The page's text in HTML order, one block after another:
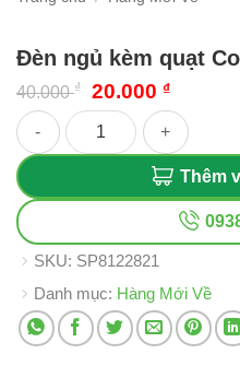
Đèn ngủ kèm quạt
40.000₫
Giá
là:
40.000 ₫.
20.000 ₫Giá
tại
là:
20.000 ₫.
Đèn ngủ kèm quạt Con Vịt /
Thêm
SKU: SP8122821
Danh mục: Hàng Mới Về